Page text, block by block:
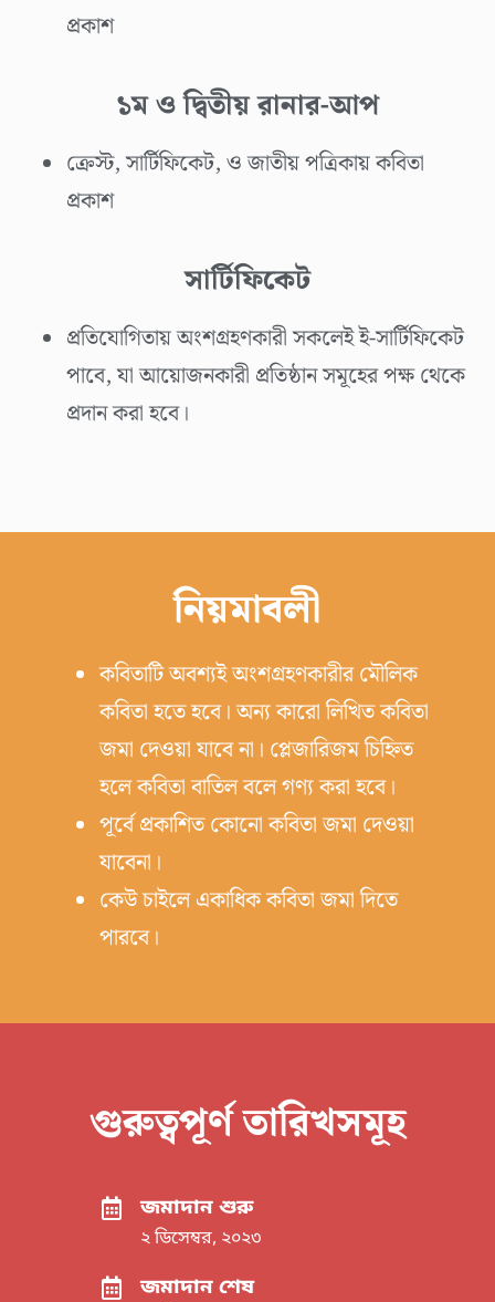
প্রকাশ
১ম ও দ্বিতীয় রানার-আপ
ক্রেস্ট, সার্টিফিকেট, ও জাতীয় পত্রিকায় কবিতা
প্রকাশ
সার্টিফিকেট
প্রতিযোগিতায় অংশগ্রহণকারী সকলেই ই-সার্টিফিকেট
পাবে, যা আয়োজনকারী প্রতিষ্ঠান সমূহের পক্ষ থেকে
প্রদান করা হবে।
নিয়মাবলী
কবিতাটি অবশ্যই অংশগ্রহণকারীর মৌলিক
কবিতা হতে হবে। অন্য কারো লিখিত কবিতা
জমা দেওয়া যাবে না। প্লেজারিজম চিহ্নিত
হলে কবিতা বাতিল বলে গণ্য করা হবে।
পূর্বে প্রকাশিত কোনো কবিতা জমা দেওয়া
যাবেনা।
কেউ চাইলে একাধিক কবিতা জমা দিতে
পারবে।
গুরুত্বপূর্ণ তারিখসমূহ
জমাদান শুরু
২ ডিসেম্বর, ২০২৩
জমাদান শেষ